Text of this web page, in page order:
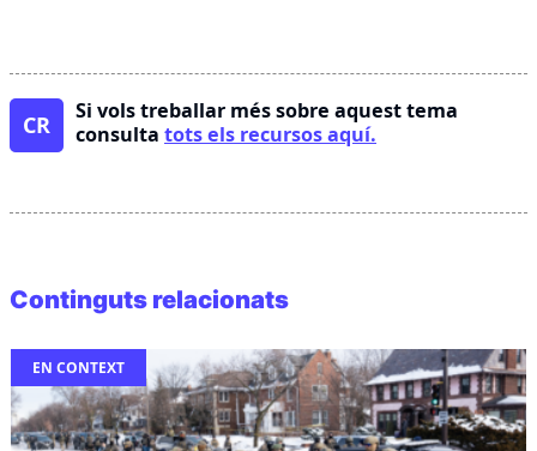
CR
Si vols treballar més sobre aquest tema
consulta tots els recursos aquí.
Continguts relacionats
EN CONTEXT